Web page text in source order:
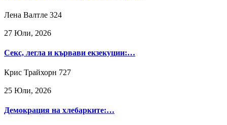
Лена Валтле 324
27 Юли, 2026
Секс, легла и кървави екзекуции:…
Крис Трайхорн 727
25 Юли, 2026
Демокрация на хлебарките:…